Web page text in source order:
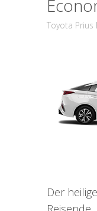
Toyota Prius
Der